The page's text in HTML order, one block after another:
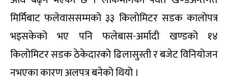
मिर्मिबाट फलेवाससम्मको ३३ किलोमिटर सडक कालोपत्र
भइसकेको भए पनि फलेबास-अर्मादी खण्डको १४
किलोमिटर सडक ठेकेदारको ढिलासुस्ती र बजेट विनियोजन
नभएका कारण अलपत्र बनेको थियो ।